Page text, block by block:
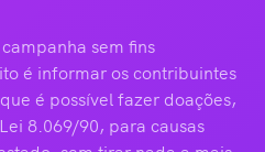
sem fins
é informar os contribuintes
é possível fazer doações,
8.069/90, para causas